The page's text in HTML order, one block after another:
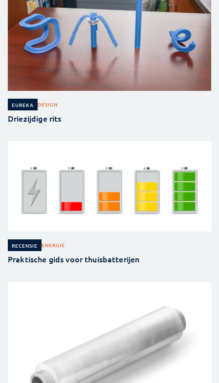
EUREKA DESIGN
Driezijdige rits
RECENSIE ENERGIE
Praktische gids voor thuisbatterijen